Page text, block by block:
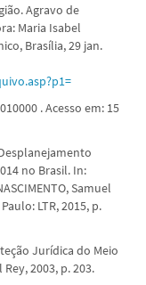
Agravo de
Maria Isabel
Brasília, 29 jan.
. Acesso em: 15
no Brasil. In:
Samuel
LTR, 2015, p.
Jurídica do Meio
2003, p. 203.